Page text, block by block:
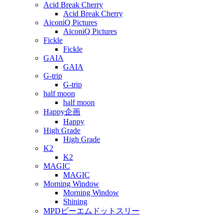
Acid Break Cherry
Acid Break Cherry
AiconiQ Pictures
AiconiQ Pictures
Fickle
Fickle
GAIA
GAIA
G-trip
G-trip
half moon
half moon
Happy企画
Happy
High Grade
High Grade
K2
K2
MAGIC
MAGIC
Morning Window
Morning Window
Shining
MPDビーエムドットスリー